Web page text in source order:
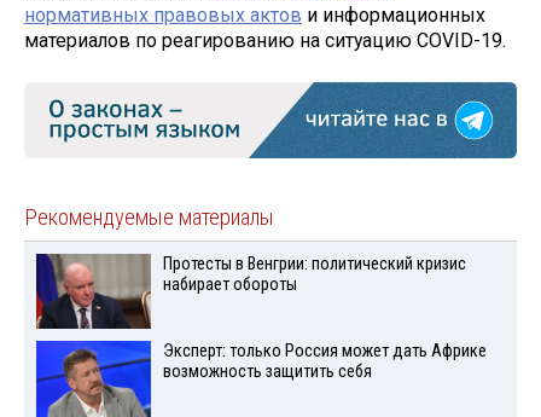
нормативных правовых актов и информационных
материалов по реагированию на ситуацию COVID-19.
Рекомендуемые материалы
Протесты в Венгрии: политический кризис
набирает обороты
Эксперт: только Россия может дать Африке
возможность защитить себя